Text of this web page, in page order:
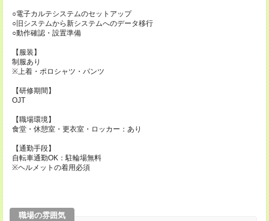
○電子カルテシステムのセットアップ
○旧システムから新システムへのデータ移行
○動作確認・設置準備
【服装】
制服あり
※上着・ポロシャツ・パンツ
【研修期間】
OJT
【職場環境】
食堂・休憩室・更衣室・ロッカー：あり
【通勤手段】
自転車通勤OK：駐輪場無料
※ヘルメットの着用必須
職場の雰囲気